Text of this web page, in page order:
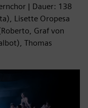
| Dauer: 138
Lisette Oropesa
Graf von
Thomas